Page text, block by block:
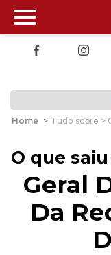
Home > Tudo sobre >
O que
Geral
Da